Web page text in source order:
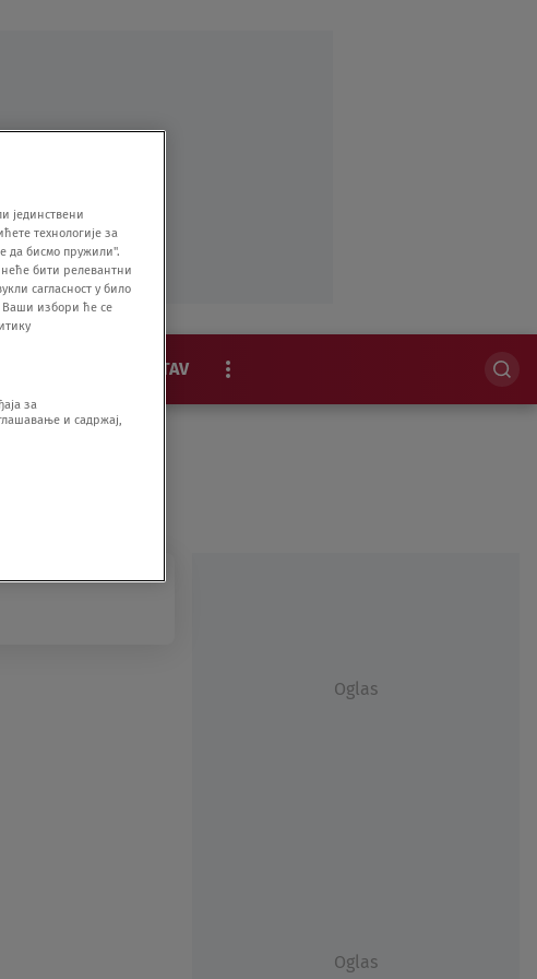
STAV
EKSKLUZIVNO
Oglas
Oglas
јединствени
технологије за
да бисмо пружили".
бити релевантни
сагласност у било
Ваши избори ће се
за
и садржај,